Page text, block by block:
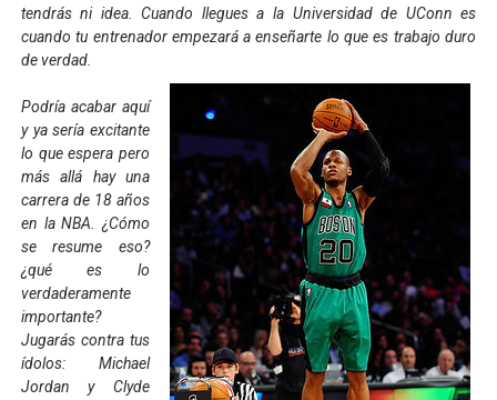
tendrás ni idea. Cuando llegues a la Universidad de UConn es
cuando tu entrenador empezará a enseñarte lo que es trabajo duro
de verdad. ​
Podría acabar aquí
y ya sería excitante
lo que espera pero
más allá hay una
carrera de 18 años
en la NBA. ¿Cómo
se resume eso?
¿qué es lo
verdaderamente
importante?
Jugarás contra tus
ídolos: Michael
Jordan y Clyde